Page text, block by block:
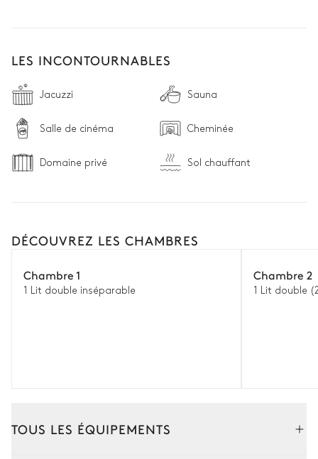
LES INCONTOURNABLES
Jacuzzi Sauna
Salle de cinéma Cheminée
Domaine privé Sol chauffant
DÉCOUVREZ LES CHAMBRES
Chambre 1
1 Lit double inséparable
Chambre 2
1 Lit double
TOUS LES ÉQUIPEMENTS